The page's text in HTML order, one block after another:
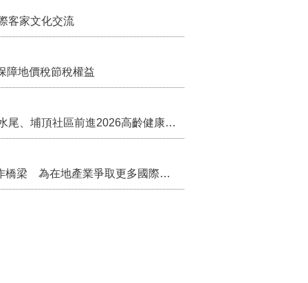
客家文化交流
障地價稅節稅權益
苗栗農村綠色照顧成果登上全國舞台！ 後龍水尾、埔頂社區前進2026高齡健康產業博覽會
把握國際交流契機 苗栗縣政府搭建海外合作橋梁 為在地產業爭取更多國際市場機會